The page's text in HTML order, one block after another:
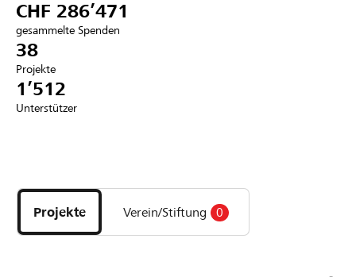
Anmelden
DE FR IT
CHF 286’471
gesammelte Spenden
38
Projekte
1’512
Unterstützer
Projekte
und
Organisationen
Projekte Verein/Stiftung 0